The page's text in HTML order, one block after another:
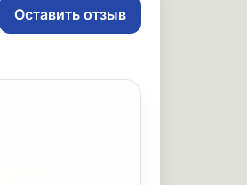
Оставить отзыв